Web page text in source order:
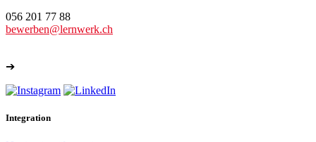
056 201 77 88
bewerben@lernwerk.ch
➔
Integration